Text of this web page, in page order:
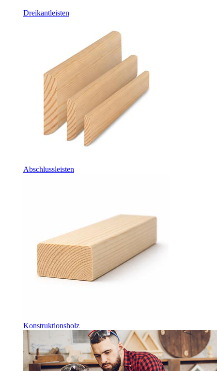
Dreikantleisten
Abschlussleisten
Konstruktionsholz